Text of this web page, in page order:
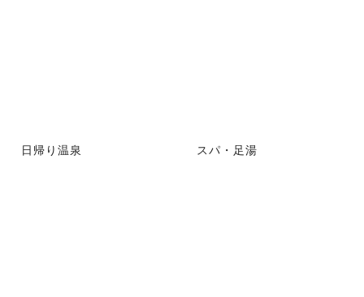
日帰り温泉 スパ・足湯